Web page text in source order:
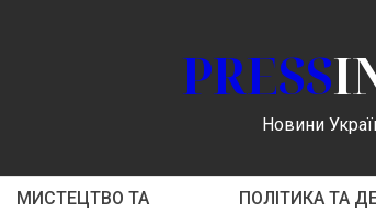
PRESS
Новини
МИСТЕЦТВО ТА
ПОЛІТИКА ТА